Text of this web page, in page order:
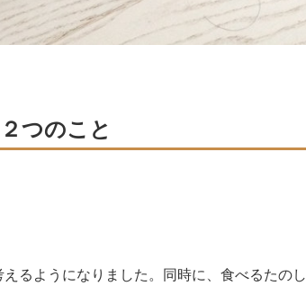
つのこと
るようになりました。同時に、食べるたのし